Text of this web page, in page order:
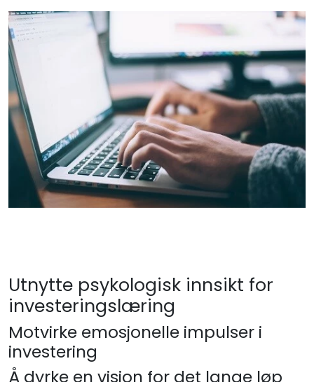
Utnytte psykologisk innsikt for
investeringslæring
Motvirke emosjonelle impulser i
investering
Å dyrke en visjon for det lange løp